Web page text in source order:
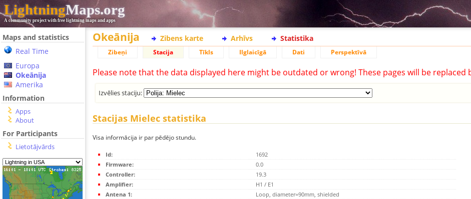
LightningMaps.org
A community project with free lightning maps and apps
Maps and statistics
Real Time
Europa
Okeānija
Amerika
Information
Apps
About
For Participants
Lietotājvārds
Okeānija Zibens karte Arhīvs Statistika
Zibeņi Stacija Tīkls Ilglaicīgā Dati Perspektīvā
Please note that the data displayed here might be outdated or wrong! These pages will be replaced
Izvēlies staciju:
Stacijas Mielec statistika
Visa informācija ir par pēdējo stundu.
Id:
1692
Firmware:
0.0
Controller:
19.3
Amplifier:
H1 / E1
Antena 1:
Loop, diameter=90mm, shielded